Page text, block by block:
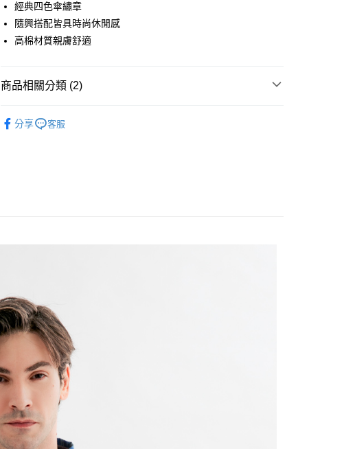
悠遊付
Google Pay
付款後全家取貨
貨到付款
每筆NT$120，滿NT$1,500(含以上)免運費
經典四色傘繡章
隨興搭配皆具時尚休閒感
高棉材質親膚舒適
商品相關分類 (2)
分享 客服